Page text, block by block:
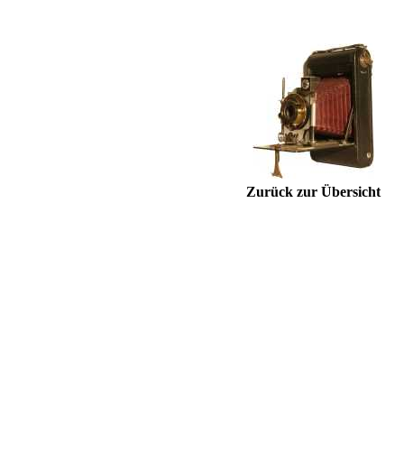
Zurück zur Übersicht